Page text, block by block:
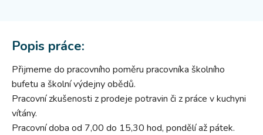
Popis práce:
Přijmeme do pracovního poměru pracovníka školního
bufetu a školní výdejny obědů.
Pracovní zkušenosti z prodeje potravin či z práce v kuchyni
vítány.
Pracovní doba od 7,00 do 15,30 hod, pondělí až pátek.